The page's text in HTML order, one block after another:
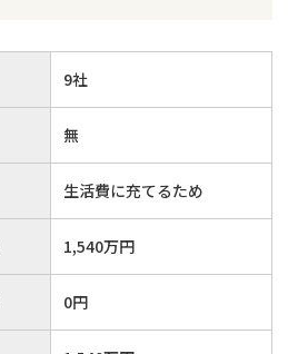
9社
無
生活費に充てるため
1,540万円
0円